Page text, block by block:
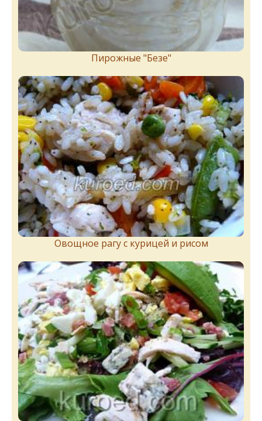
Пирожныe "Бeзe"
Овощное рагу с курицей и рисом